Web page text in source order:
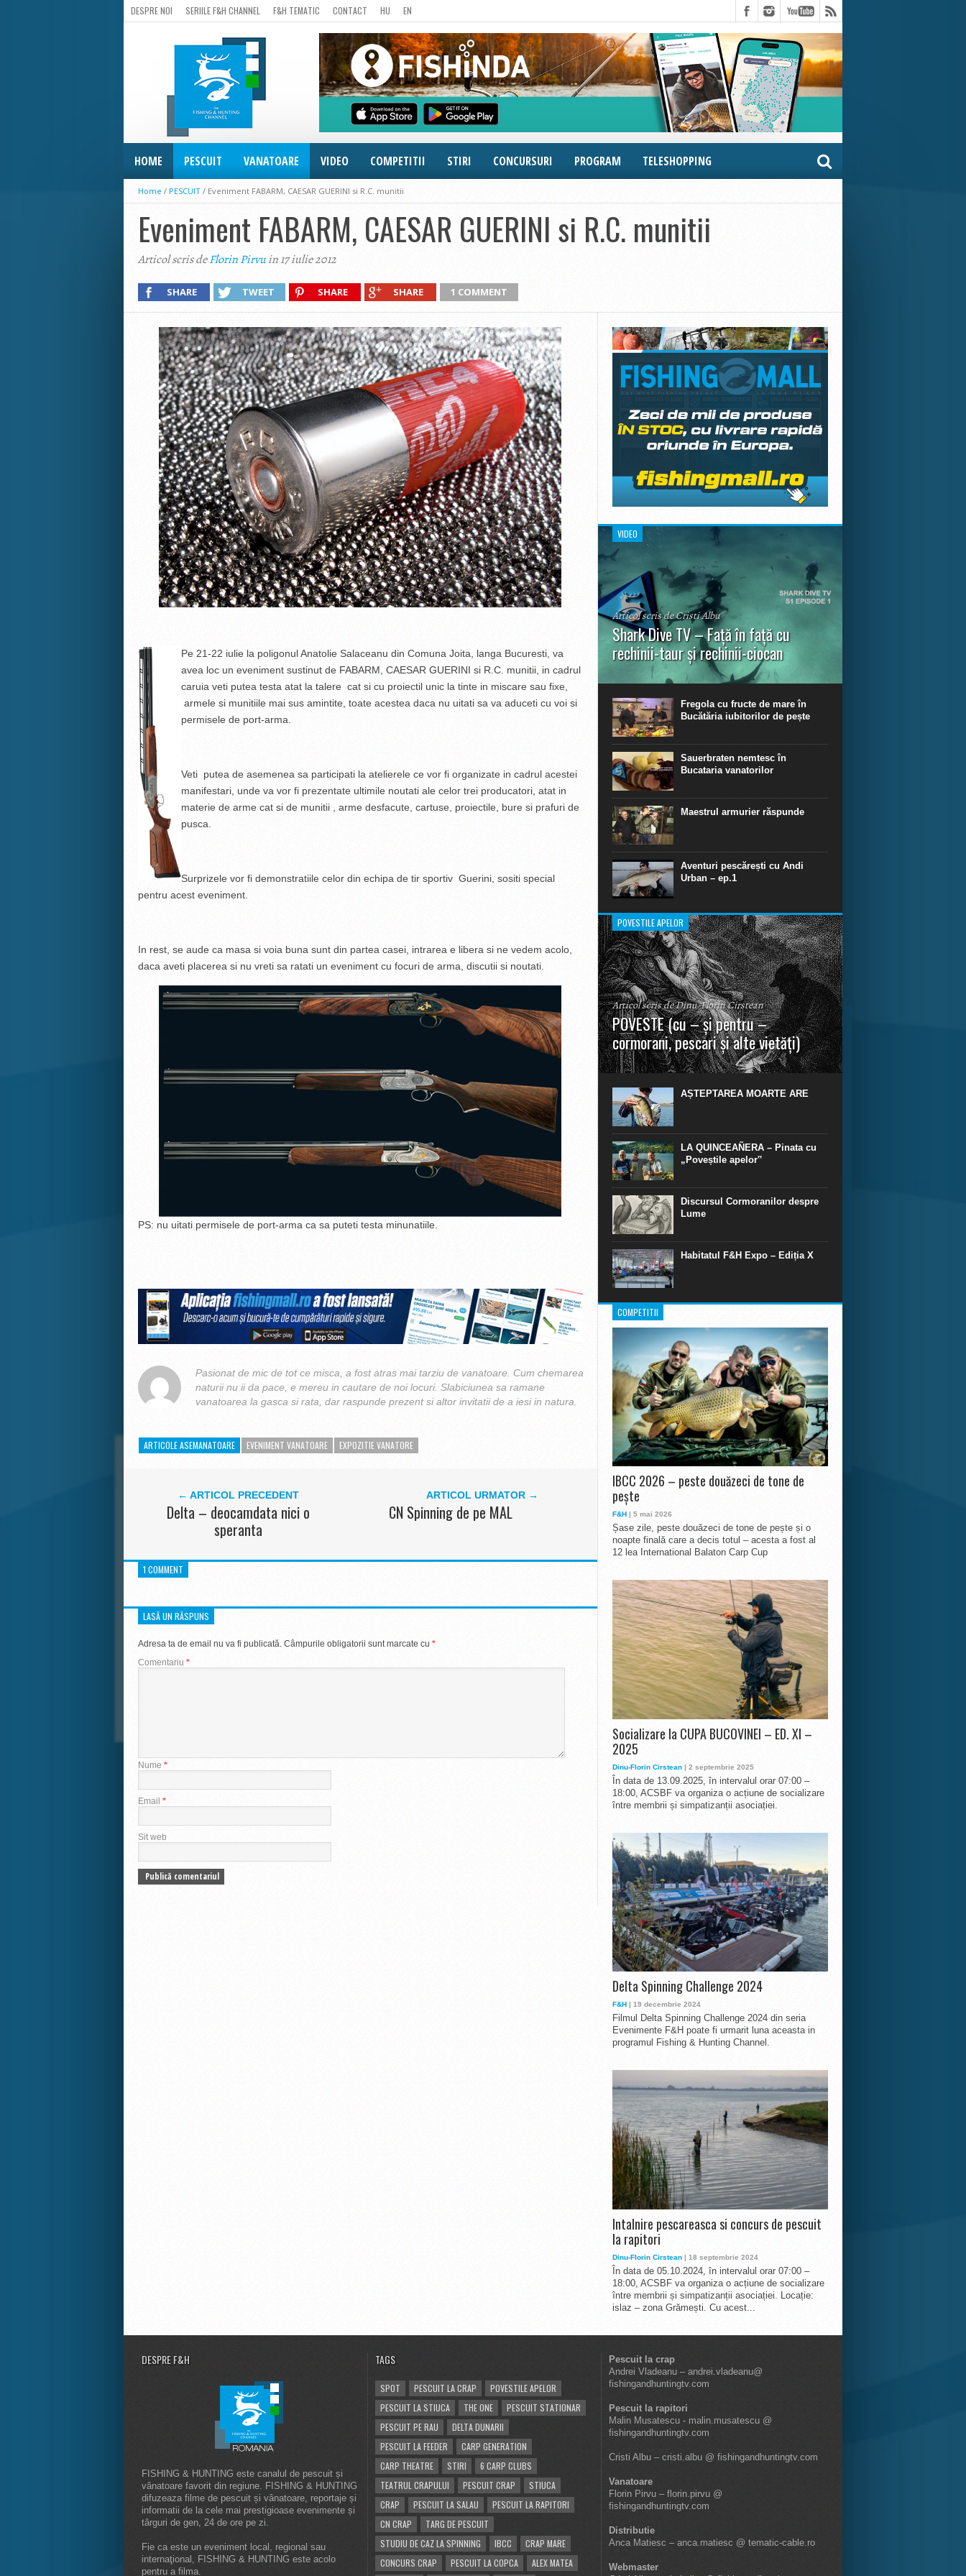
DESPRE NOI SERIILE F&H CHANNEL F&H TEMATIC CONTACT HU EN
HOME PESCUIT VANATOARE VIDEO COMPETITII STIRI CONCURSURI PROGRAM TELESHOPPING
Home / PESCUIT / Eveniment FABARM, CAESAR GUERINI si R.C. munitii
Eveniment FABARM, CAESAR GUERINI si R.C. munitii
Articol scris deFlorin Pirvuin 17 iulie 2012
SHARE TWEET SHARE SHARE 1 COMMENT
Pe 21-22 iulie la poligonul Anatolie Salaceanu din Comuna Joita, langa Bucuresti, va
avea loc un eveniment sustinut de FABARM, CAESAR GUERINI si R.C. munitii, in cadrul
caruia veti putea testa atat la talere cat si cu proiectil unic la tinte in miscare sau fixe,
armele si munitiile mai sus amintite, toate acestea daca nu uitati sa va aduceti cu voi si
permisele de port-arma.
Veti putea de asemenea sa participati la atelierele ce vor fi organizate in cadrul acestei
manifestari, unde va vor fi prezentate ultimile noutati ale celor trei producatori, atat in
materie de arme cat si de munitii , arme desfacute, cartuse, proiectile, bure si prafuri de
pusca.
Surprizele vor fi demonstratiile celor din echipa de tir sportiv Guerini, sositi special
pentru acest eveniment.
In rest, se aude ca masa si voia buna sunt din partea casei, intrarea e libera si ne vedem acolo,
daca aveti placerea si nu vreti sa ratati un eveniment cu focuri de arma, discutii si noutati.
PS: nu uitati permisele de port-arma ca sa puteti testa minunatiile.
Pasionat de mic de tot ce misca, a fost atras mai tarziu de vanatoare. Cum chemarea
naturii nu ii da pace, e mereu in cautare de noi locuri. Slabiciunea sa ramane
vanatoarea la gasca si rata, dar raspunde prezent si altor invitatii de a iesi in natura.
ARTICOLE ASEMANATOARE EVENIMENT VANATOARE EXPOZITIE VANATORE
← ARTICOL PRECEDENT
Delta – deocamdata nici o
speranta
ARTICOL URMATOR →
CN Spinning de pe MAL
1 COMMENT
LASĂ UN RĂSPUNS
Adresa ta de email nu va fi publicată. Câmpurile obligatorii sunt marcate cu *
Comentariu *
Nume *
Email *
Sit web
VIDEO
Articol scris de Cristi Albu
Shark Dive TV – Față în față cu
rechinii-taur și rechinii-ciocan
În primul episod din Shark Dive TV, telespectatorii
extraordinare de scufundare cu rechini.
Fregola cu fructe de mare în
Bucătăria iubitorilor de pește
Sauerbraten nemtesc în
Bucataria vanatorilor
Maestrul armurier răspunde
Aventuri pescărești cu Andi
Urban – ep.1
POVESTILE APELOR
Articol scris de Dinu-Florin Cirstean
POVESTE (cu – și pentru –
cormorani, pescari și alte vietăți)
”La urma urmei, cred că legendele și miturile sunt
în mare parte făcute din „adevăr”.“ R. R. Tolkien.
AȘTEPTAREA MOARTE ARE
LA QUINCEAÑERA – Pinata cu
„Poveștile apelor‟
Discursul Cormoranilor despre
Lume
Habitatul F&H Expo – Ediția X
COMPETITII
IBCC 2026 – peste douăzeci de tone de
pește
F&H | 5 mai 2026
Șase zile, peste douăzeci de tone de pește și o
noapte finală care a decis totul – acesta a fost al
12 lea International Balaton Carp Cup
Socializare la CUPA BUCOVINEI – ED. XI –
2025
Dinu-Florin Cirstean | 2 septembrie 2025
În data de 13.09.2025, în intervalul orar 07:00 –
18:00, ACSBF va organiza o acțiune de socializare
între membrii și simpatizanții asociației.
Delta Spinning Challenge 2024
F&H | 19 decembrie 2024
Filmul Delta Spinning Challenge 2024 din seria
Evenimente F&H poate fi urmarit luna aceasta in
programul Fishing & Hunting Channel.
Intalnire pescareasca si concurs de pescuit
la rapitori
Dinu-Florin Cirstean | 18 septembrie 2024
În data de 05.10.2024, în intervalul orar 07:00 –
18:00, ACSBF va organiza o acțiune de socializare
între membrii și simpatizanții asociației. Locație:
islaz – zona Grămești. Cu acest...
DESPRE F&H
FISHING & HUNTING este canalul de pescuit și
vânatoare favorit din regiune. FISHING & HUNTING
difuzeaza filme de pescuit și vânatoare, reportaje și
informatii de la cele mai prestigioase evenimente și
târguri de gen, 24 de ore pe zi.
Fie ca este un eveniment local, regional sau
internaţional, FISHING & HUNTING este acolo
pentru a filma.
TAGS
SPOT PESCUIT LA CRAP
POVESTILE APELOR
PESCUIT LA STIUCA
THE ONE
PESCUIT STATIONAR
PESCUIT PE RAU
DELTA DUNARII
PESCUIT LA FEEDER
CARP GENERATION
CARP THEATRE
STIRI
6 CARP CLUBS
TEATRUL CRAPULUI
PESCUIT CRAP
STIUCA
CRAP
PESCUIT LA SALAU
PESCUIT LA RAPITORI
CN CRAP
TARG DE PESCUIT
STUDIU DE CAZ LA SPINNING
IBCC
CRAP MARE
CONCURS CRAP
PESCUIT LA COPCA
ALEX MATEA
Pescuit la crap
Andrei Vladeanu – andrei.vladeanu@
fishingandhuntingtv.com
Pescuit la rapitori
Malin Musatescu - malin.musatescu @
fishingandhuntingtv.com
Cristi Albu – cristi.albu @ fishingandhuntingtv.com
Vanatoare
Florin Pirvu – florin.pirvu @
fishingandhuntingtv.com
Distributie
Anca Matiesc – anca.matiesc @ tematic-cable.ro
Webmaster